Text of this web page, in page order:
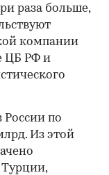
раза больше,
компании
ЦБ РФ и
России по
Из этой